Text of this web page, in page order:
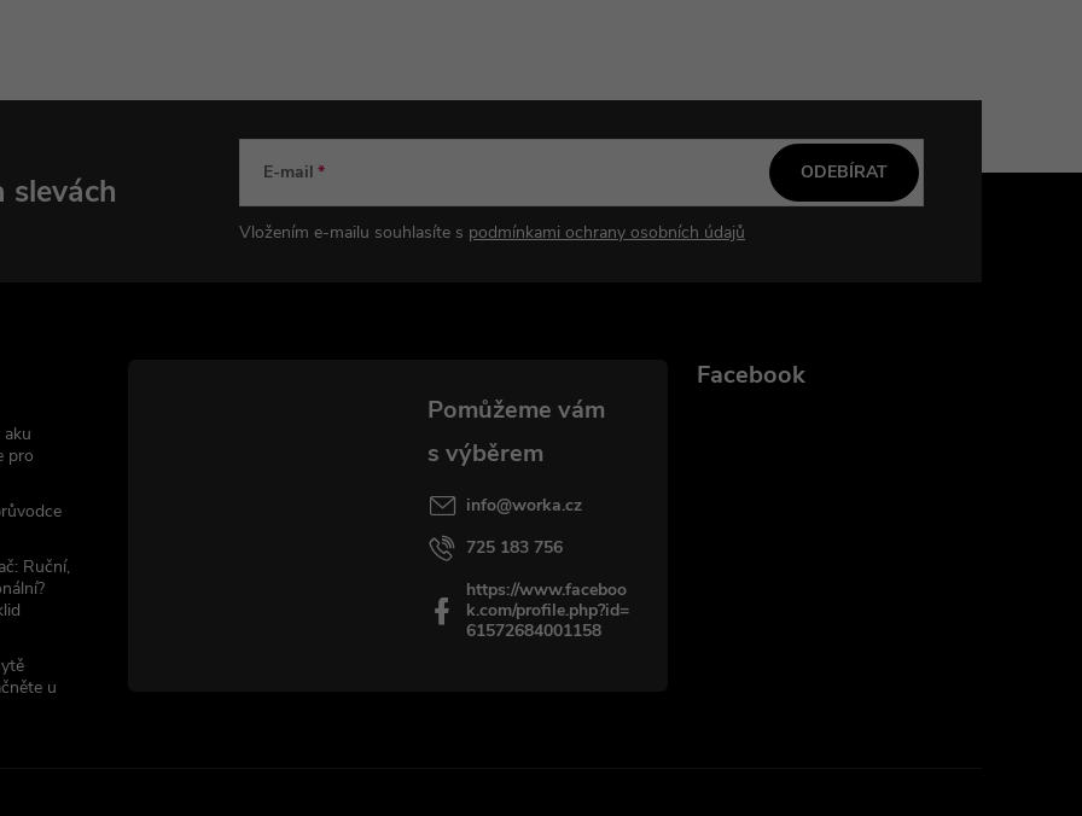
slevách E-mail
Vložením e-mailu souhlasíte s podmínkami ochrany osobních údajů
ODEBÍRAT
pro
Ruční,
u
info@worka.cz
725 183 756
https://www.faceboo
k.com/profile.php?id=
61572684001158
Facebook